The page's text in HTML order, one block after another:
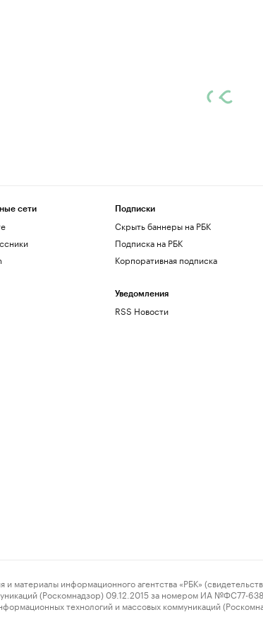
сети Подписки
Скрыть баннеры на РБК
Подписка на РБК
Корпоративная подписка
Уведомления
RSS Новости
информационного агентства «РБК»
(Роскомнадзор) 09.12.2015 за номером ИА №ФС77-
технологий и массовых коммуникаций